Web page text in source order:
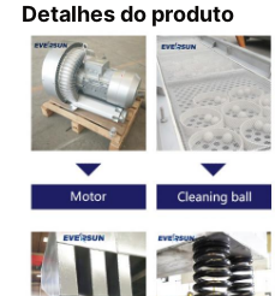
Detalhes do produto